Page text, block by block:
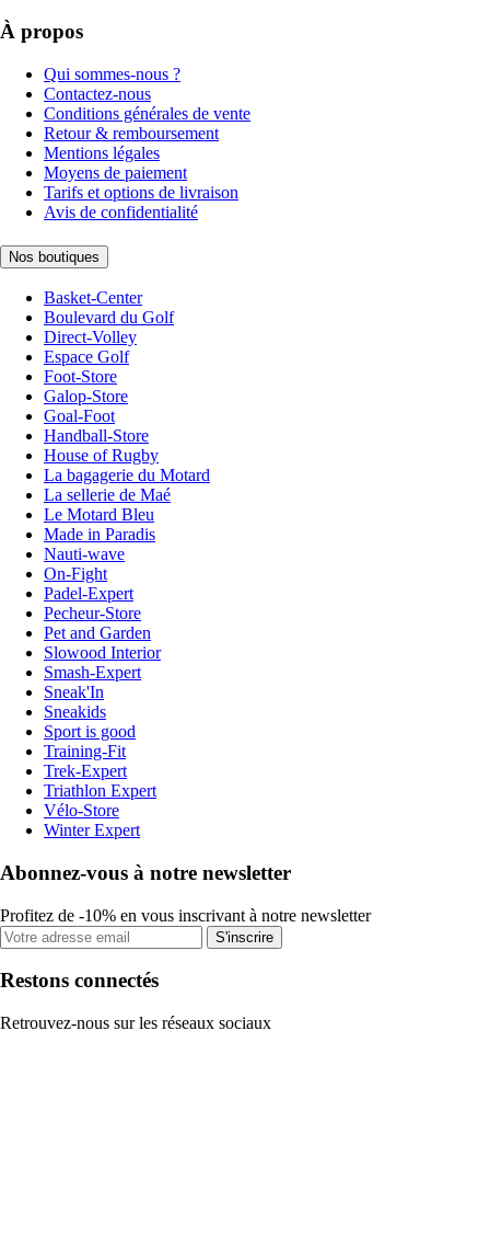
À propos
Qui sommes-nous ?
Contactez-nous
Conditions générales de vente
Retour & remboursement
Mentions légales
Moyens de paiement
Tarifs et options de livraison
Avis de confidentialité
Nos boutiques
Basket-Center
Boulevard du Golf
Direct-Volley
Espace Golf
Foot-Store
Galop-Store
Goal-Foot
Handball-Store
House of Rugby
La bagagerie du Motard
La sellerie de Maé
Le Motard Bleu
Made in Paradis
Nauti-wave
On-Fight
Padel-Expert
Pecheur-Store
Pet and Garden
Slowood Interior
Smash-Expert
Sneak'In
Sneakids
Sport is good
Training-Fit
Trek-Expert
Triathlon Expert
Vélo-Store
Winter Expert
Abonnez-vous à notre newsletter
Profitez de -10% en vous inscrivant à notre newsletter
S'inscrire
Restons connectés
Retrouvez-nous sur les réseaux sociaux